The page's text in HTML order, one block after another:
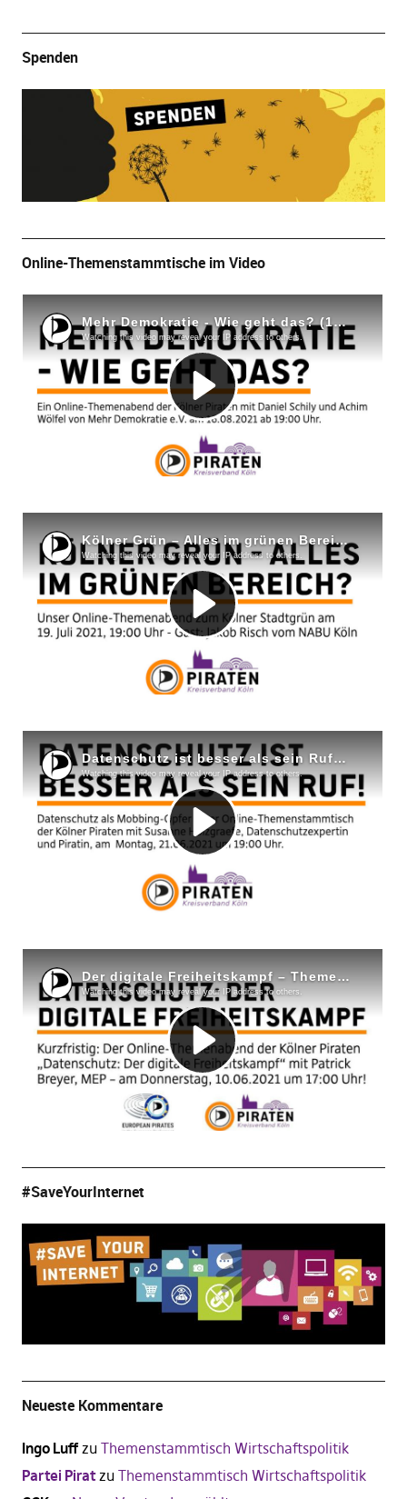
Spenden
Online-Themenstammtische im Video
#SaveYourInternet
Neueste Kommentare
Ingo Luffzu Themenstammtisch Wirtschaftspolitik
Partei Piratzu Themenstammtisch Wirtschaftspolitik